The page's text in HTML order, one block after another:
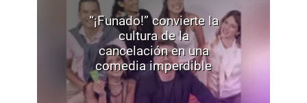
“¡Funado!” convierte la
cultura de la
cancelación en una
comedia imperdible